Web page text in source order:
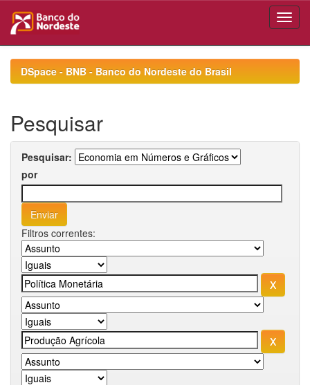
navigationDSpace - BNB - Banco do Nordeste do Brasil
Pesquisar
Pesquisar:
por
Filtros correntes: